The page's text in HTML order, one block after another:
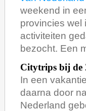
weekend in
provincies wel
activiteiten
bezocht. Een
Citytrips bij de
In een
daarna door
Nederland